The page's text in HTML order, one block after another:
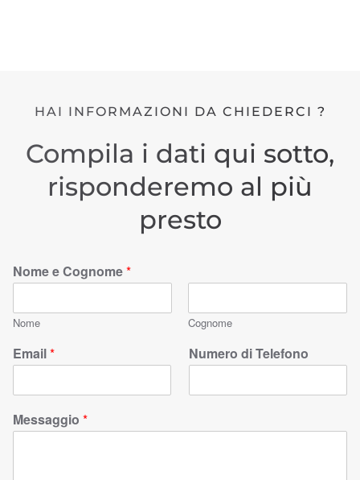
HAI INFORMAZIONI DA CHIEDERCI ?
Compila i dati qui sotto,
risponderemo al più
presto
Nome e Cognome*
Nome Cognome
Email* Numero di Telefono
Messaggio *